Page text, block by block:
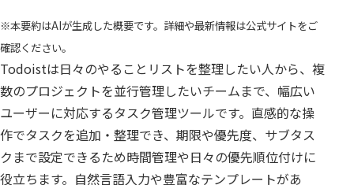
※本要約はAIが生成した概要です。詳細や最新情報は公式サイトをご
確認ください。
Todoistは日々のやることリストを整理したい人から、複
数のプロジェクトを並行管理したいチームまで、幅広い
ユーザーに対応するタスク管理ツールです。直感的な操
作でタスクを追加・整理でき、期限や優先度、サブタス
クまで設定できるため時間管理や日々の優先順位付けに
役立ちます。自然言語入力や豊富なテンプレートがあ